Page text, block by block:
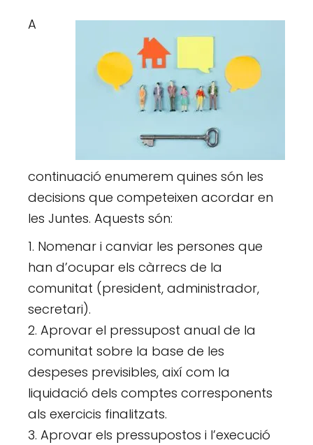
A
continuació enumerem quines són les
decisions que competeixen acordar en
les Juntes. Aquests són:
Nomenar i canviar les persones que
han d’ocupar els càrrecs de la
comunitat (president, administrador,
secretari).
Aprovar el pressupost anual de la
comunitat sobre la base de les
despeses previsibles, així com la
liquidació dels comptes corresponents
als exercicis finalitzats.
Aprovar els pressupostos i l’execució